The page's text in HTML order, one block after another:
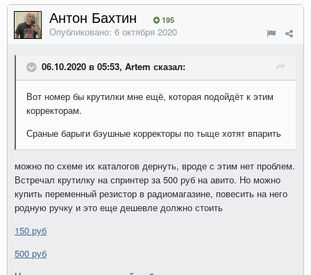
Антон Бахтин 195
Опубликовано: 6 октября 2020
06.10.2020 в 05:53, Artem сказал:
Вот номер бы крутилки мне ещё, которая подойдёт к этим
корректорам.
Сраные барыги бэушные корректоры по тыще хотят впарить
можно по схеме их каталогов дернуть, вроде с этим нет проблем.
Встречал крутилку на спринтер за 500 руб на авито. Но можно
купить переменный резистор в радиомагазине, повесить на него
родную ручку и это еще дешевле должно стоить
150 руб
500 руб